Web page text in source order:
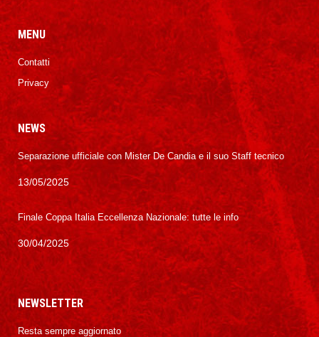
MENU
Contatti
Privacy
NEWS
Separazione ufficiale con Mister De Candia e il suo Staff tecnico
13/05/2025
Finale Coppa Italia Eccellenza Nazionale: tutte le info
30/04/2025
NEWSLETTER
Resta sempre aggiornato